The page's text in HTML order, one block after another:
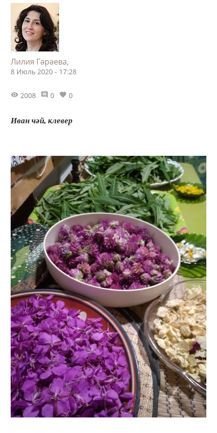
Лилия Гәрәева,
8 Июль 2020 - 17:28
2008 0 0
Иван чәй, клевер